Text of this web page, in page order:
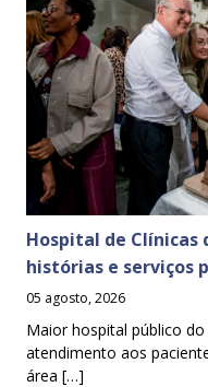
Hospital de Clínicas
histórias e serviços
05 agosto, 2026
Maior hospital público
atendimento aos
área […]